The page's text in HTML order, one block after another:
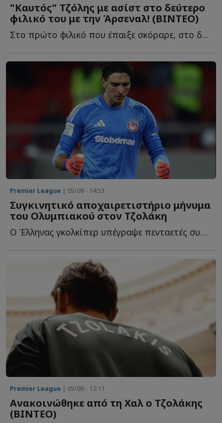
"Καυτός" Τζόλης με ασίστ στο δεύτερο
φιλικό του με την Άρσεναλ! (ΒΙΝΤΕΟ)
Στο πρώτο φιλικό που έπαιξε σκόραρε, στο δ...
Premier League | 05/08 - 14:53
Συγκινητικό αποχαιρετιστήριο μήνυμα
του Ολυμπιακού στον Τζολάκη
Ο Έλληνας γκολκίπερ υπέγραψε πενταετές συμβόλαιο συνεργασίας μ...
Premier League | 05/08 - 12:11
Ανακοινώθηκε από τη Χαλ ο Τζολάκης
(ΒΙΝΤΕΟ)